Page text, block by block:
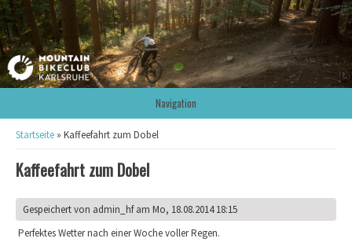
Navigation
Sie sind hier
Startseite » Kaffeefahrt zum Dobel
Kaffeefahrt zum Dobel
Gespeichert von admin_hfam Mo, 18.08.2014 18:15
Perfektes Wetter nach einer Woche voller Regen.